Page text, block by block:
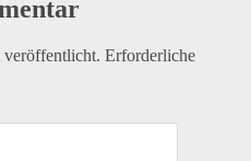
Erforderliche